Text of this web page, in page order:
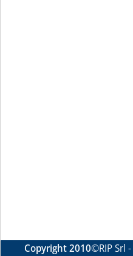
Copyright 2010©RIP Srl -